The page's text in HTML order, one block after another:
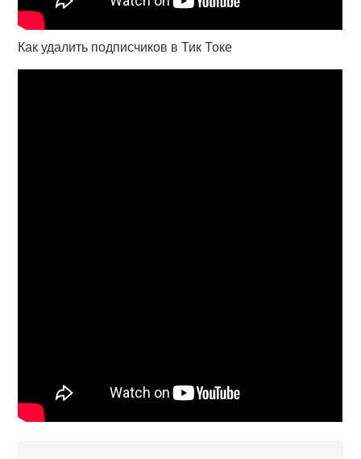
Как удалить подписчиков в Тик Токе